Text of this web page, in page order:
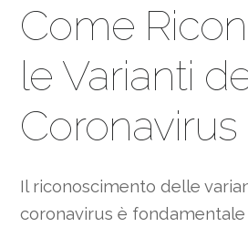
Come
le Varianti
Coronavirus
Il riconoscimento delle
coronavirus è